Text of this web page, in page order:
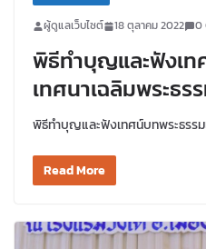
ผู้ดูแลเว็บไซต์ 18 ตุลาคม 2022 0
พิธีทำบุญและฟังเท
เทศนาเฉลิมพระธร
พิธีทำบุญและฟังเทศน์บทพระธรรม
Read More